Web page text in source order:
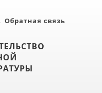
Обратная связь